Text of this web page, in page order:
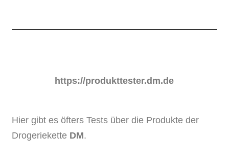
https://produkttester.dm.de
Hier gibt es öfters Tests über die Produkte der
Drogeriekette DM.